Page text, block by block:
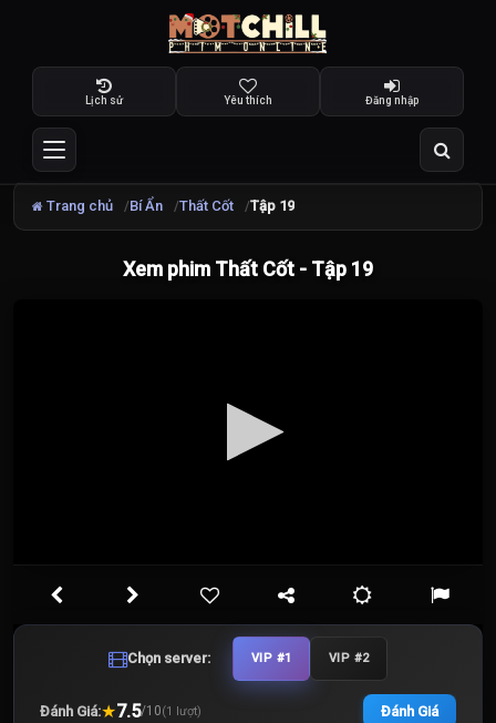
Lịch sử Yêu thích Đăng nhập
Trang chủ Bí Ẩn Thất Cốt Tập 19
Xem phim Thất Cốt - Tập 19
Chọn server: VIP #1 VIP #2
Đánh Giá:★7.5/10(1 lượt) Đánh Giá